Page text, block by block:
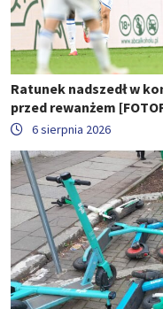
Ratunek nadszedł w
przed rewanżem
6 sierpnia 2026